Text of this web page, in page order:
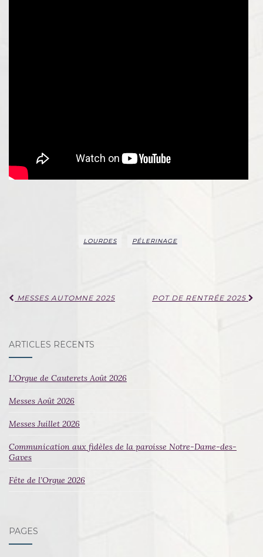
LOURDES PÉLERINAGE
Navigation
MESSES AUTOMNE 2025 POT DE RENTRÉE 2025
ARTICLES RÉCENTS
L’Orgue de Cauterets Août 2026
Messes Août 2026
Messes Juillet 2026
Communication aux fidèles de la paroisse Notre-Dame-des-
Gaves
Fête de l’Orgue 2026
PAGES